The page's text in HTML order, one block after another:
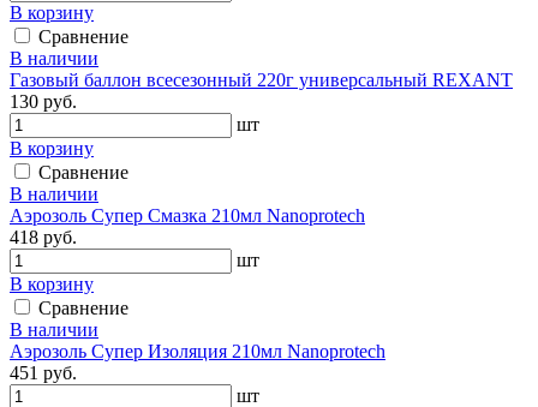
В корзину
Сравнение
В наличии
Газовый баллон всесезонный 220г универсальный REXANT
130 руб.
шт
В корзину
Сравнение
В наличии
Аэрозоль Супер Смазка 210мл Nanoprotech
418 руб.
шт
В корзину
Сравнение
В наличии
Аэрозоль Супер Изоляция 210мл Nanoprotech
451 руб.
шт